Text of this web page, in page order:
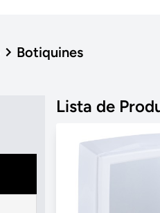
Botiquines
Lista de